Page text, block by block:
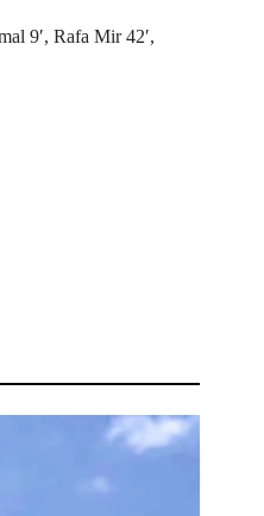
9′, Rafa Mir 42′,